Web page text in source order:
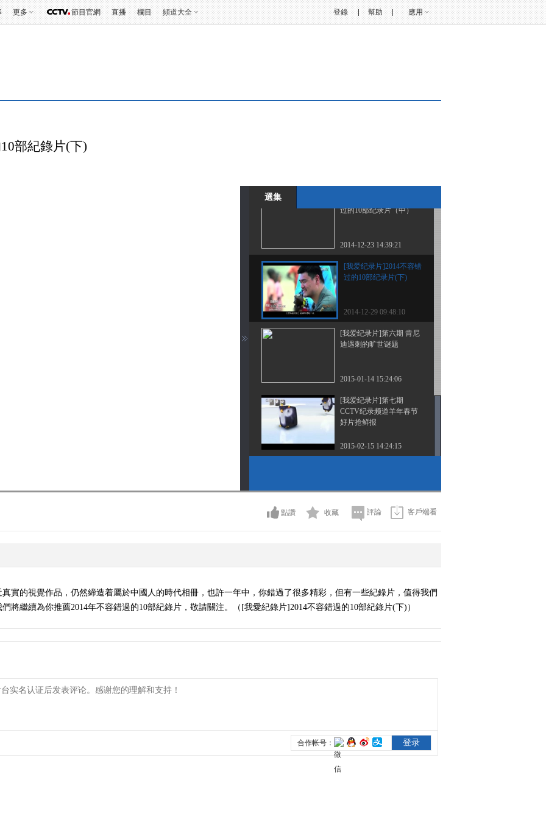
更多 節目官網 直播 欄目 頻道大全 幫助 應用
登錄
部紀錄片(下)
選集
物励志片《隐秘王国》
过的10部纪录片（中）
2014-12-23 14:39:21
[我爱纪录片]2014不容错
过的10部纪录片(下)
2014-12-29 09:48:10
[我爱纪录片]第六期 肯尼
迪遇刺的旷世谜题
2015-01-14 15:24:06
[我爱纪录片]第七期
CCTV纪录频道羊年春节
好片抢鲜报
2015-02-15 14:24:15
點讚 收藏 評論 客戶端看
實的視覺作品，仍然締造着屬於中國人的時代相冊，也許一年中，你錯過了很多精彩，但有一些紀錄片，值得我們
將繼續為你推薦2014年不容錯過的10部紀錄片，敬請關注。（[我愛紀錄片]2014不容錯過的10部紀錄片(下)）